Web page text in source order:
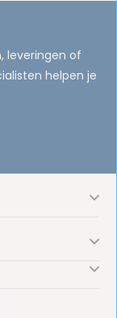
leveringen of
helpen je